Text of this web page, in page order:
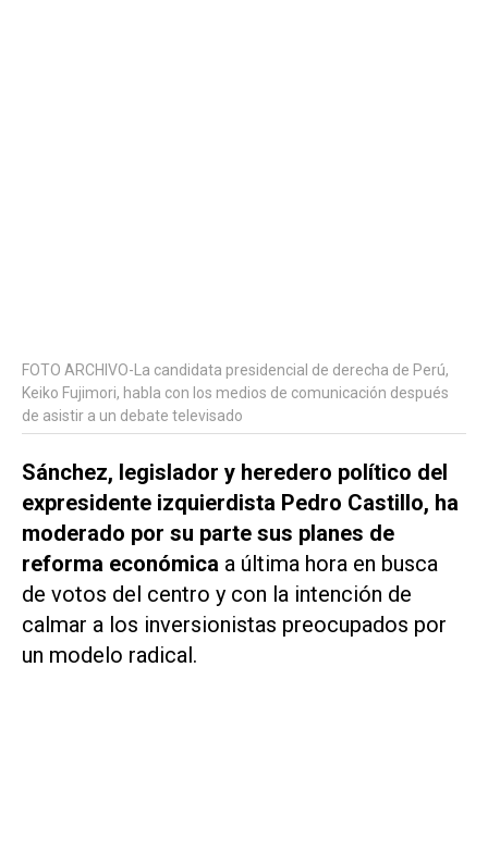
FOTO ARCHIVO-La candidata presidencial de derecha de Perú,
Keiko Fujimori, habla con los medios de comunicación después
de asistir a un debate televisado
Sánchez, legislador y heredero político del
expresidente izquierdista Pedro ⁠Castillo, ha
moderado por su parte sus planes de
reforma económica a última hora en busca
de votos del centro y con la intención de
calmar a los inversionistas preocupados por
un modelo radical.